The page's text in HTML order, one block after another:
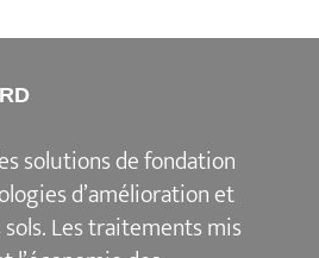
solutions de fondation
d’amélioration et
. Les traitements mis